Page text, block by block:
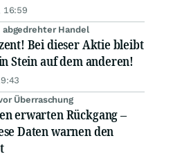
16:59
Handel
Bei dieser Aktie bleibt
Stein auf dem anderen!
Überraschung
erwarten Rückgang –
Daten warnen den